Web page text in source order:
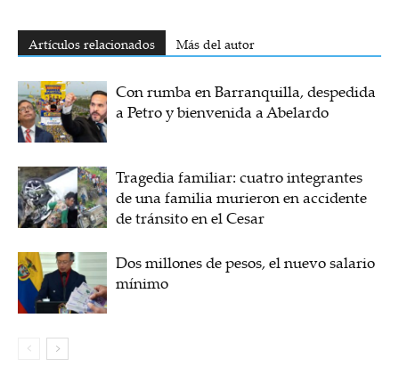
Artículos relacionados Más del autor
Con rumba en Barranquilla, despedida
a Petro y bienvenida a Abelardo
Tragedia familiar: cuatro integrantes
de una familia murieron en accidente
de tránsito en el Cesar
Dos millones de pesos, el nuevo salario
mínimo